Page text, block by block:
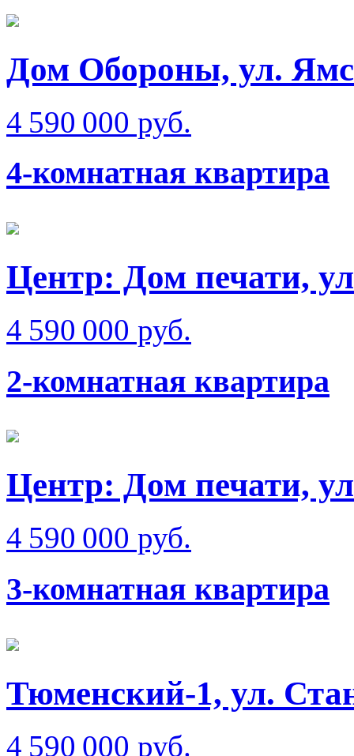
Дом Обороны, ул.
4 590 000 руб.
4-комнатная квартира
Центр: Дом печати,
4 590 000 руб.
2-комнатная квартира
Центр: Дом печати,
4 590 000 руб.
3-комнатная квартира
Тюменский-1, ул.
4 590 000 руб.